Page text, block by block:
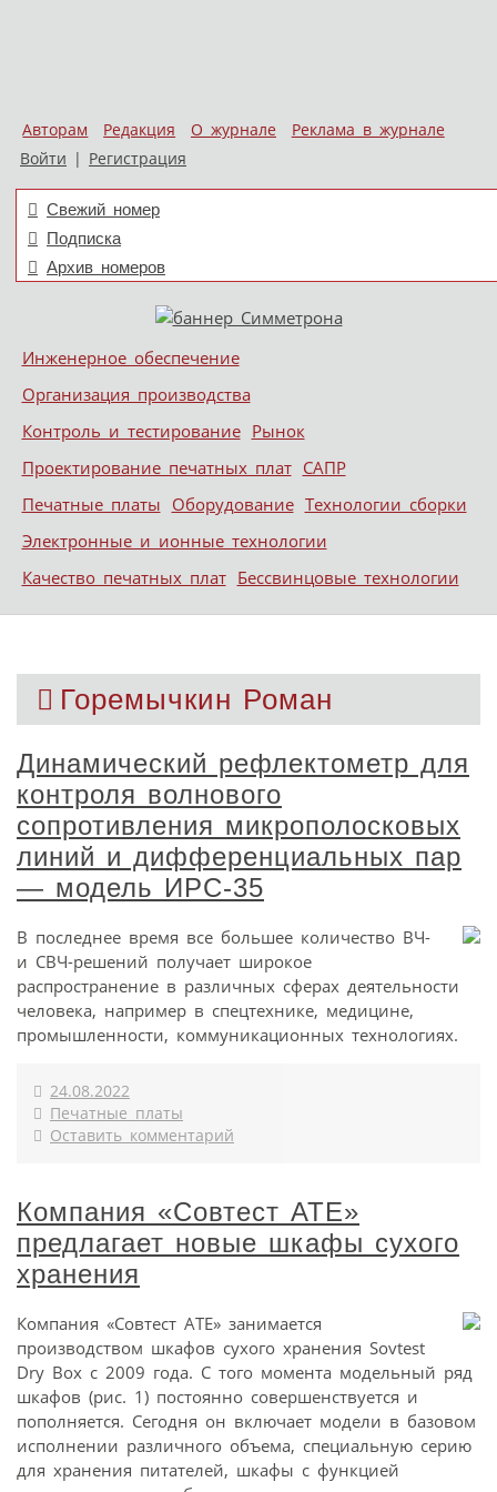
Авторам Редакция О журнале
Реклама в журнале
Войти | Регистрация
Свежий номер
Подписка
Архив номеров
Меню
Skip to content
Инженерное обеспечение
Организация производства
Контроль и тестирование Рынок
Проектирование печатных плат САПР
Печатные платы Оборудование Технологии сборки
Электронные и ионные технологии
Качество печатных плат Бессвинцовые технологии
Горемычкин Роман
Динамический рефлектометр для
контроля волнового
сопротивления микрополосковых
линий и дифференциальных пар
— модель ИРС‑35
В последнее время все большее количество ВЧ-
и СВЧ-решений получает широкое
распространение в различных сферах деятельности
человека, например в спецтехнике, медицине,
промышленности, коммуникационных технологиях.
24.08.2022
Печатные платы
Оставить комментарий
Компания «Совтест АТЕ»
предлагает новые шкафы сухого
хранения
Компания «Совтест АТЕ» занимается
производством шкафов сухого хранения Sovtest
Dry Box с 2009 года. С того момента модельный ряд
шкафов (рис. 1) постоянно совершенствуется и
пополняется. Сегодня он включает модели в базовом
исполнении различного объема, специальную серию
для хранения питателей, шкафы с функцией